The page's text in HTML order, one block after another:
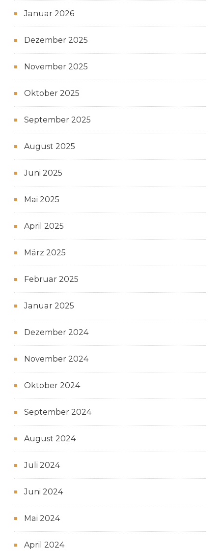
Januar 2026
Dezember 2025
November 2025
Oktober 2025
September 2025
August 2025
Juni 2025
Mai 2025
April 2025
März 2025
Februar 2025
Januar 2025
Dezember 2024
November 2024
Oktober 2024
September 2024
August 2024
Juli 2024
Juni 2024
Mai 2024
April 2024